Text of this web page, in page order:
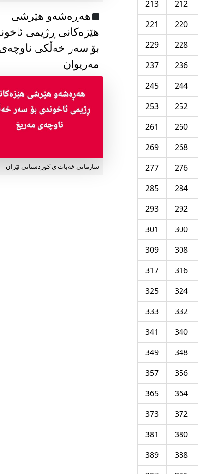
212
213
220
221
228
229
236
237
244
245
252
253
260
261
268
269
276
277
284
285
292
293
300
301
308
309
316
317
324
325
332
333
340
341
348
349
356
357
364
365
372
373
380
381
388
389
هەڕەشەو هێرشی
هێزەکانی ڕژیمی
بۆ سەر خەڵکی
مەریوان
سازمانی خەبات ی کوردستانی ئێران